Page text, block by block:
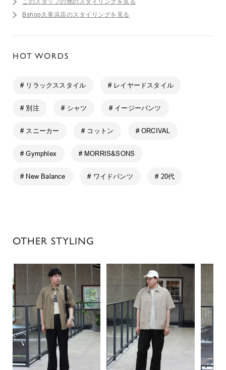
このスタッフの他のスタイリングを見る
Bshop久美浜店のスタイリングを見る
HOT WORDS
# リラックススタイル # レイヤードスタイル
# 別注 # シャツ # イージーパンツ
# スニーカー # コットン # ORCIVAL
# Gymphlex # MORRIS&SONS
# New Balance # ワイドパンツ # 20代
OTHER STYLING